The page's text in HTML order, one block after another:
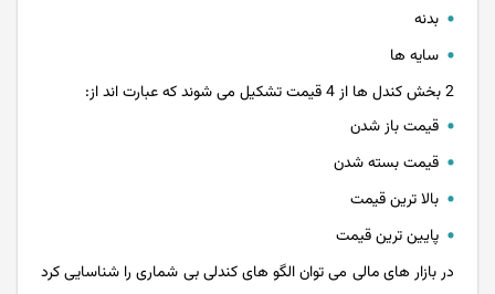
بدنه
سایه ها
2 بخش کندل ها از 4 قیمت تشکیل می شوند که عبارت اند از:
قیمت باز شدن
قیمت بسته شدن
بالا ترین قیمت
پایین ترین قیمت
در بازار های مالی می توان الگو های کندلی بی شماری را شناسایی کرد